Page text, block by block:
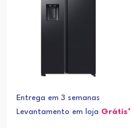
Entrega em 3 semanas
Levantamento em loja Grátis*